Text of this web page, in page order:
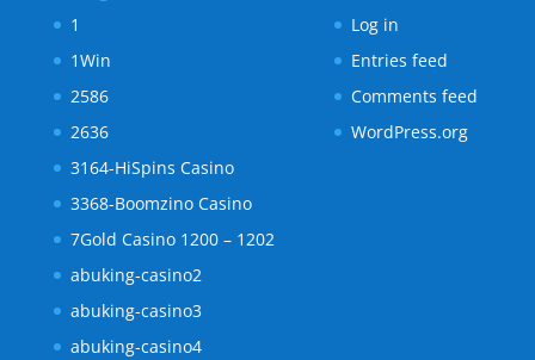
1
1Win
2586
2636
3164-HiSpins Casino
3368-Boomzino Casino
7Gold Casino 1200 – 1202
abuking-casino2
abuking-casino3
abuking-casino4
Log in
Entries feed
Comments feed
WordPress.org